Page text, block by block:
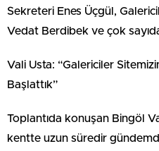
Sekreteri Enes Üçgül,
Vedat Berdibek ve çok
Vali Usta: “Galericiler
Başlattık”
Toplantıda konuşan Bingöl
kentte uzun süredir